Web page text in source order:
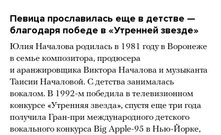
Певица прославилась еще в детстве —
благодаря победе в «Утренней звезде»
Юлия Началова родилась в 1981 году в Воронеже
в семье композитора, продюсера
и аранжировщика Виктора Началова и музыканта
Таисии Началовой. С детства занималась
вокалом. В 1992-м победила в телевизионном
конкурсе «Утренняя звезда», спустя еще три года
получила Гран-при международного детского
вокального конкурса Big Apple-95 в Нью-Йорке,